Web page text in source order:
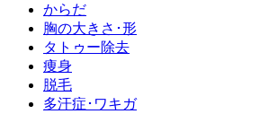
からだ
胸の大きさ･形
タトゥー除去
痩身
脱毛
多汗症･ワキガ